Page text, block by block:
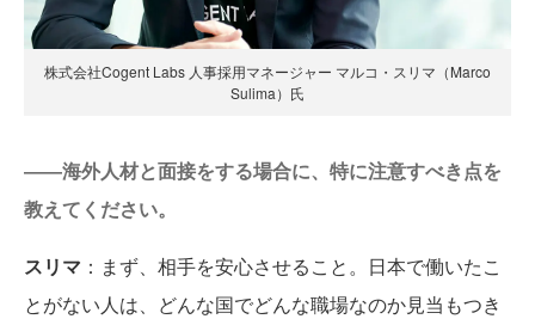
株式会社Cogent Labs 人事採用マネージャー マルコ・スリマ（Marco
Sulima）氏
――海外人材と面接をする場合に、特に注意すべき点を
教えてください。
スリマ ：まず、相手を安心させること。日本で働いたこ
とがない人は、どんな国でどんな職場なのか見当もつき